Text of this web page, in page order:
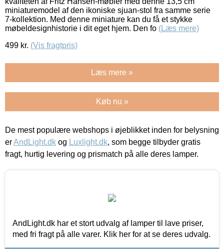
miniaturemodel af den ikoniske sjuan-stol fra samme serie
7-kollektion. Med denne miniature kan du få et stykke
møbeldesignhistorie i dit eget hjem. Den fo (Læs mere)
499 kr. (Vis fragtpris)
Læs mere »
Køb nu »
De mest populære webshops i øjeblikket inden for belysning
erAndLight.dk og Luxlight.dk, som begge tilbyder gratis
fragt, hurtig levering og prismatch på alle deres lamper.
AndLight.dk har et stort udvalg af lamper til lave priser,
med fri fragt på alle varer. Klik her for at se deres udvalg.